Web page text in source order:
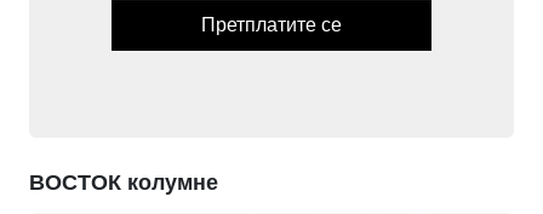
Претплатите се
ВОСТОК колумне